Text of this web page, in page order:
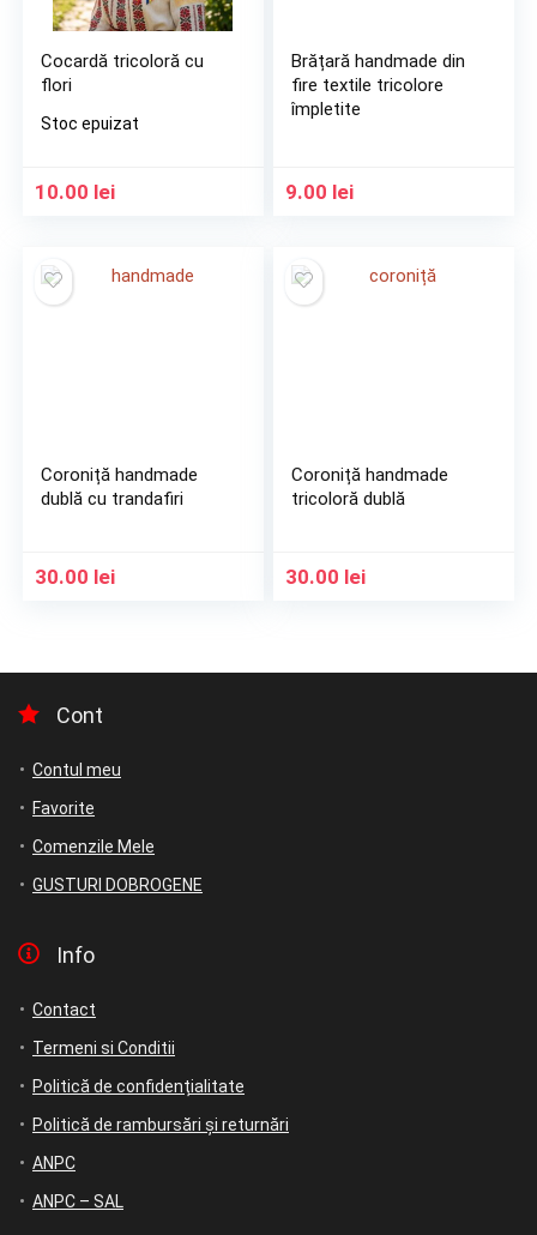
Cocardă tricoloră cu
flori
Stoc epuizat
10.00 lei
Brățară handmade din
fire textile tricolore
împletite
9.00 lei
Coroniță handmade
dublă cu trandafiri
30.00 lei
Coroniță handmade
tricoloră dublă
30.00 lei
Cont
Contul meu
Favorite
Comenzile Mele
GUSTURI DOBROGENE
Info
Contact
Termeni si Conditii
Politică de confidențialitate
Politică de rambursări și returnări
ANPC
ANPC – SAL